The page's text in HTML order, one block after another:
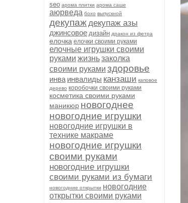
seo арома плитки арома саше
аюрведа бохо выпускной
декупаждекупаж азы
джинсовое дизайн дракон из фетра
елочка елочки своими руками
елочные игрушки своими
руками жизньзаколка
своими руками здоровье
инва инвалиды канзаши каповое
дерево коробочки своими руками
косметика своими руками
маникюр новогоднее
новогодние игрушки
новогодние игрушки в
технике макраме
новогодние игрушки
своими руками
новогодние игрушки
своими руками из бумаги
новогодние открытки новогодние
открытки своими руками